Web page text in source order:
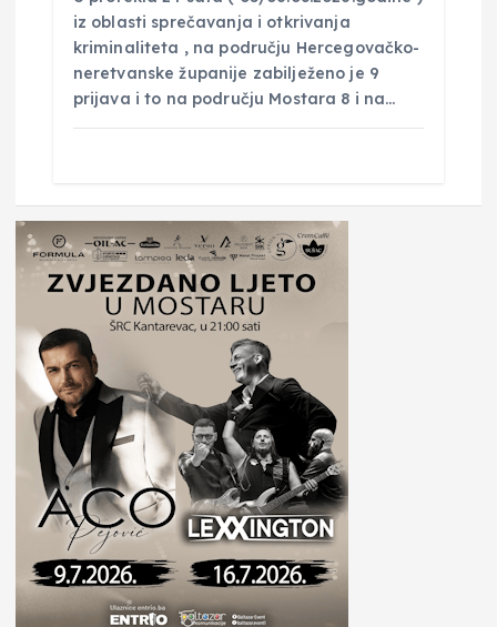
iz oblasti sprečavanja i otkrivanja
kriminaliteta , na području Hercegovačko-
neretvanske županije zabilježeno je 9
prijava i to na području Mostara 8 i na…